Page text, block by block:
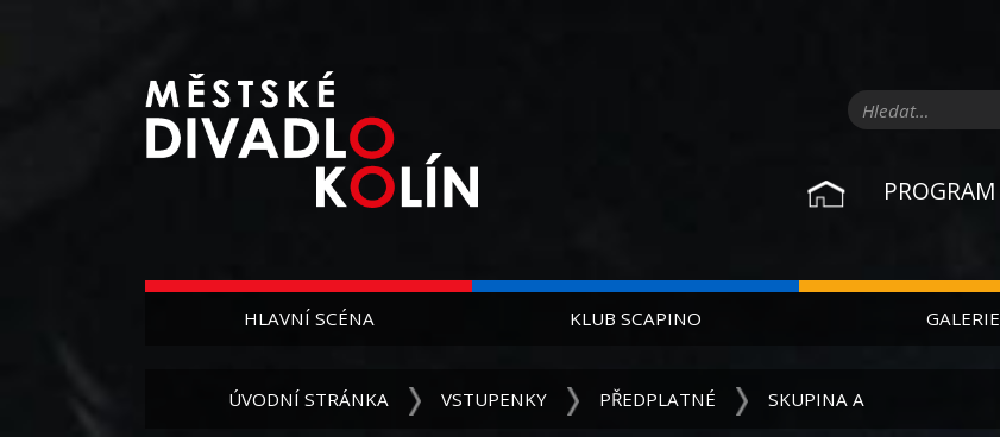
PROGRAM
HLAVNÍ SCÉNA KLUB SCAPINO GALERIE
ÚVODNÍ STRÁNKA VSTUPENKY PŘEDPLATNÉ SKUPINA A